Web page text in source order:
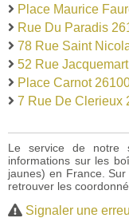
Place Maurice
Rue Du Paradis
78 Rue Saint
52 Rue
Place Carnot
7 Rue De Clerieux
Le service de notre
informations sur les
jaunes) en France.
retrouver les
Signaler une